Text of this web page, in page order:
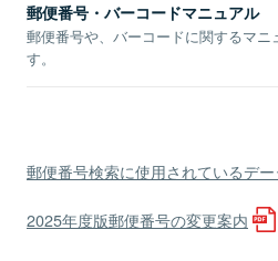
郵便番号・バーコードマニュアル
郵便番号や、バーコードに関するマニ
す。
郵便番号検索に使用されているデ
2025年度版郵便番号の変更案内